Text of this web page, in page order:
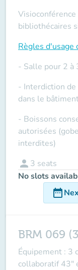
bibliothécaires
Règles d'usage
- Salle pour 2 à
- Interdiction de
dans le
- Boissons
autorisées
interdites)
person 3 seats
No slots
date_range
BRM 069
Équipement : 3
collaboratif 43"